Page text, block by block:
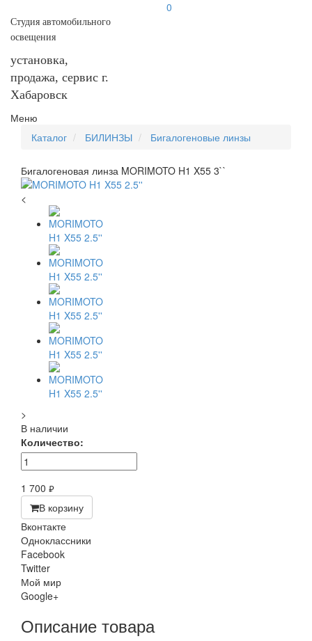
Студия автомобильного
освещения
установка,
продажа, сервис г.
Хабаровск
0
Меню
Каталог
БИЛИНЗЫ Бигалогеновые линзы
Бигалогеновая линза MORIMOTO H1 X55 3``
<
>
В наличии
Количество:
1 700 руб.
В корзину
Вконтакте
Одноклассники
Facebook
Twitter
Мой мир
Google+
Описание товара